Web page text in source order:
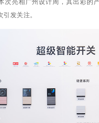
次亮相广州设计周，其出彩的
发关注。